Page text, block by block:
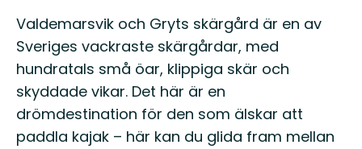
Valdemarsvik och Gryts skärgård är en av
Sveriges vackraste skärgårdar, med
hundratals små öar, klippiga skär och
skyddade vikar. Det här är en
drömdestination för den som älskar att
paddla kajak – här kan du glida fram mellan